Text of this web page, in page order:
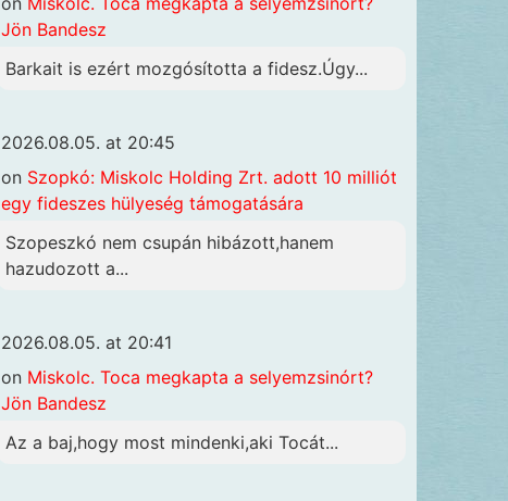
Jön Bandesz
Barkait is ezért mozgósította a fidesz.Úgy...
2026.08.05. at 20:45
on Szopkó: Miskolc Holding Zrt. adott 10 milliót
egy fideszes hülyeség támogatására
Szopeszkó nem csupán hibázott,hanem
hazudozott a...
2026.08.05. at 20:41
on Miskolc. Toca megkapta a selyemzsinórt?
Jön Bandesz
Az a baj,hogy most mindenki,aki Tocát...